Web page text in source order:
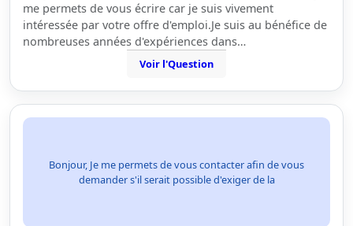
me permets de vous écrire car je suis vivement
intéressée par votre offre d'emploi.Je suis au bénéfice de
nombreuses années d'expériences dans…
Voir l'Question
Bonjour, Je me permets de vous contacter afin de vous
demander s'il serait possible d'exiger de la